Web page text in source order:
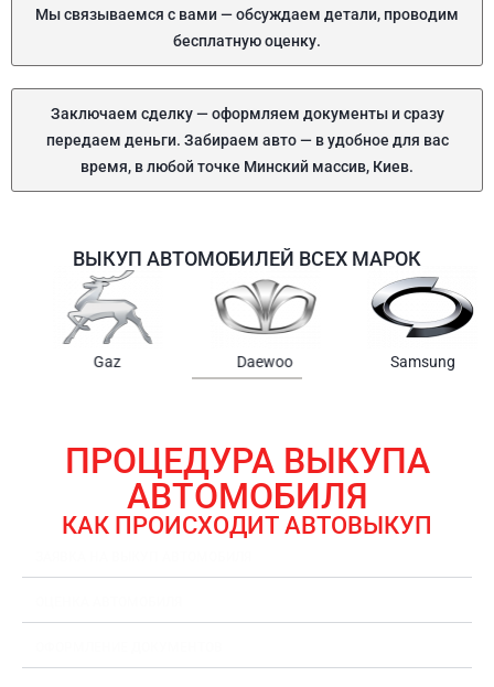
Мы связываемся с вами — обсуждаем детали, проводим
бесплатную оценку.
Заключаем сделку — оформляем документы и сразу
передаем деньги. Забираем авто — в удобное для вас
время, в любой точке Минский массив, Киев.
ВЫКУП АВТОМОБИЛЕЙ ВСЕХ МАРОК
Samsung Chrysler Gmc
ПРОЦЕДУРА ВЫКУПА
АВТОМОБИЛЯ
КАК ПРОИСХОДИТ АВТОВЫКУП